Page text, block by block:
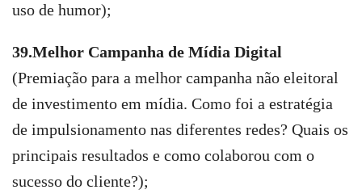
uso de humor);
39.Melhor Campanha de Mídia Digital
(Premiação para a melhor campanha não eleitoral
de investimento em mídia. Como foi a estratégia
de impulsionamento nas diferentes redes? Quais os
principais resultados e como colaborou com o
sucesso do cliente?);